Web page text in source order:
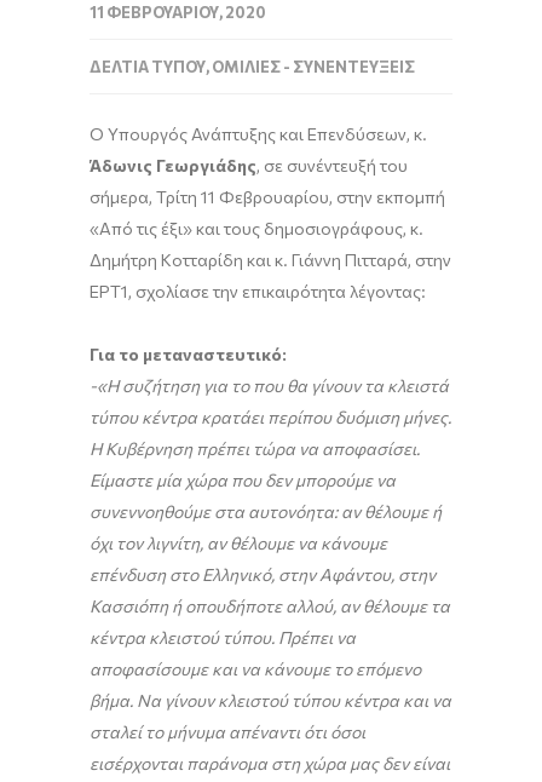
11 ΦΕΒΡΟΥΑΡΊΟΥ, 2020
ΔΕΛΤΊΑ ΤΎΠΟΥ,ΟΜΙΛΊΕΣ - ΣΥΝΕΝΤΕΎΞΕΙΣ
Ο Υπουργός Ανάπτυξης και Επενδύσεων, κ.
Άδωνις Γεωργιάδης, σε συνέντευξή του
σήμερα, Τρίτη 11 Φεβρουαρίου, στην εκπομπή
«Από τις έξι» και τους δημοσιογράφους, κ.
Δημήτρη Κοτταρίδη και κ. Γιάννη Πιτταρά, στην
ΕΡΤ1, σχολίασε την επικαιρότητα λέγοντας:
Για το μεταναστευτικό:
-«Η συζήτηση για το που θα γίνουν τα κλειστά
τύπου κέντρα κρατάει περίπου δυόμιση μήνες.
Η Κυβέρνηση πρέπει τώρα να αποφασίσει.
Είμαστε μία χώρα που δεν μπορούμε να
συνεννοηθούμε στα αυτονόητα: αν θέλουμε ή
όχι τον λιγνίτη, αν θέλουμε να κάνουμε
επένδυση στο Ελληνικό, στην Αφάντου, στην
Κασσιόπη ή οπουδήποτε αλλού, αν θέλουμε τα
κέντρα κλειστού τύπου. Πρέπει να
αποφασίσουμε και να κάνουμε το επόμενο
βήμα. Να γίνουν κλειστού τύπου κέντρα και να
σταλεί το μήνυμα απέναντι ότι όσοι
εισέρχονται παράνομα στη χώρα μας δεν είναι